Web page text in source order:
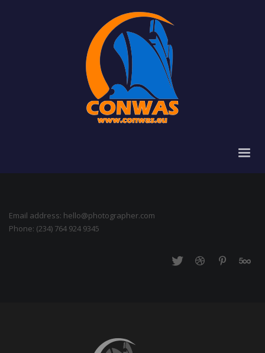
Email address: hello@photographer.com
Phone: (234) 764 924 9345